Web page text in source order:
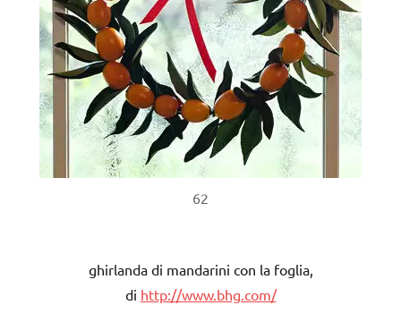
62
ghirlanda di mandarini con la foglia,
di http://www.bhg.com/